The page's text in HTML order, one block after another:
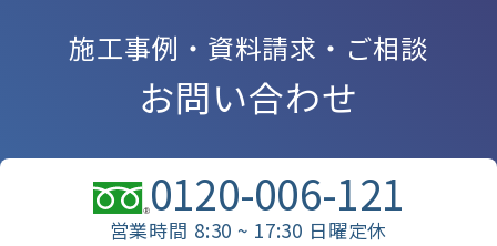
施工事例・資料請求・ご相談
お問い合わせ
0120-006-121
営業時間 8:30 ~ 17:30 日曜定休